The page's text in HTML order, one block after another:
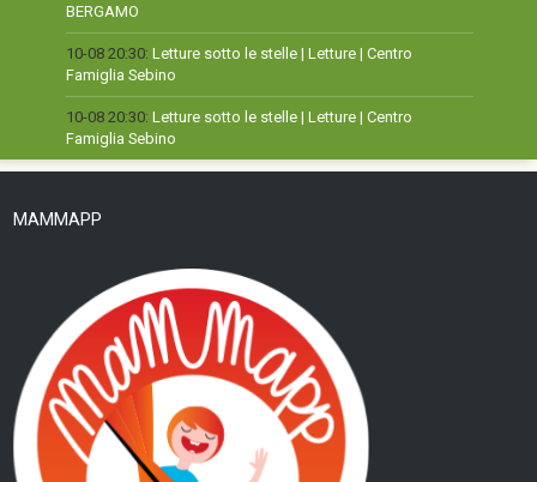
BERGAMO
10-08 20:30: Letture sotto le stelle | Letture | Centro
Famiglia Sebino
10-08 20:30: Letture sotto le stelle | Letture | Centro
Famiglia Sebino
MAMMAPP